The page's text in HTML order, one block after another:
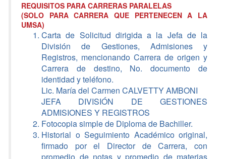
REQUISITOS PARA CARRERAS PARALELAS
(SOLO PARA CARRERA QUE PERTENECEN A LA
UMSA)
Carta de Solicitud dirigida a la Jefa de la
División de Gestiones, Admisiones y
Registros, mencionando Carrera de origen y
Carrera de destino, No. documento de
identidad y teléfono.
Lic. María del Carmen CALVETTY AMBONI
JEFA DIVISIÓN DE GESTIONES
ADMISIONES Y REGISTROS
Fotocopia simple de Diploma de Bachiller.
Historial o Seguimiento Académico original,
firmado por el Director de Carrera, con